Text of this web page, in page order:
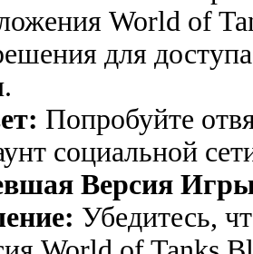
World of
для
Попробуйте
социальной
Версия
Убедитесь,